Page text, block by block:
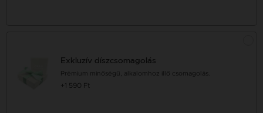
Exkluzív díszcsomagolás
Prémium minőségű, alkalomhoz illő csomagolás.
+1 590 Ft